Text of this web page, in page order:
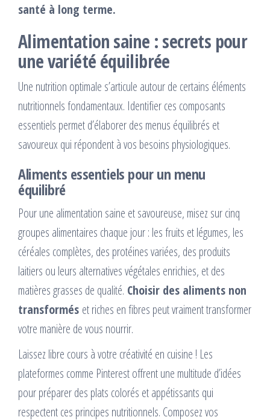
santé à long terme.
Alimentation saine : secrets pour
une variété équilibrée
Une nutrition optimale s’articule autour de certains éléments
nutritionnels fondamentaux. Identifier ces composants
essentiels permet d’élaborer des menus équilibrés et
savoureux qui répondent à vos besoins physiologiques.
Aliments essentiels pour un menu
équilibré
Pour une alimentation saine et savoureuse, misez sur cinq
groupes alimentaires chaque jour : les fruits et légumes, les
céréales complètes, des protéines variées, des produits
laitiers ou leurs alternatives végétales enrichies, et des
matières grasses de qualité. Choisir des aliments non
transformés et riches en fibres peut vraiment transformer
votre manière de vous nourrir.
Laissez libre cours à votre créativité en cuisine ! Les
plateformes comme Pinterest offrent une multitude d’idées
pour préparer des plats colorés et appétissants qui
respectent ces principes nutritionnels. Composez vos